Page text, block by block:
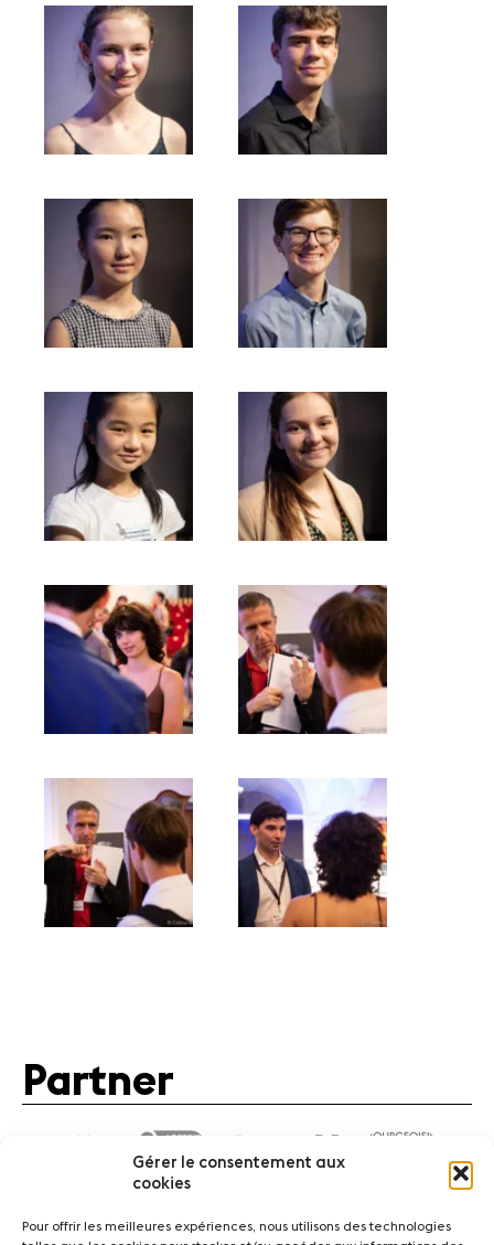
Gérer le consentement aux
cookies
Pour offrir les meilleures expériences, nous utilisons des technologies
Partner